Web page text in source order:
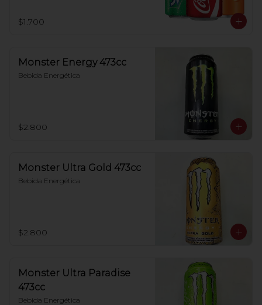
$1.700
Monster Energy 473cc
Bebida Energética
$2.800
Monster Ultra Gold 473cc
Bebida Energética
$2.800
Monster Ultra Paradise
473cc
Bebida Energética